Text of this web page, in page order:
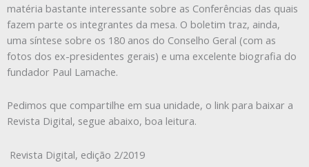
matéria bastante interessante sobre as Conferências das quais
fazem parte os integrantes da mesa. O boletim traz, ainda,
uma síntese sobre os 180 anos do Conselho Geral (com as
fotos dos ex-presidentes gerais) e uma excelente biografia do
fundador Paul Lamache.
Pedimos que compartilhe em sua unidade, o link para baixar a
Revista Digital, segue abaixo, boa leitura.
Revista Digital, edição 2/2019